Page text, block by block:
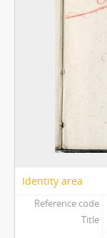
Identity area
Reference code
Title